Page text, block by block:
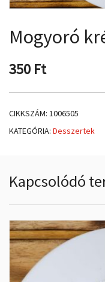
Mogyoró
350 Ft
CIKKSZÁM: 1006505
KATEGÓRIA: Desszertek
Kapcsolódó